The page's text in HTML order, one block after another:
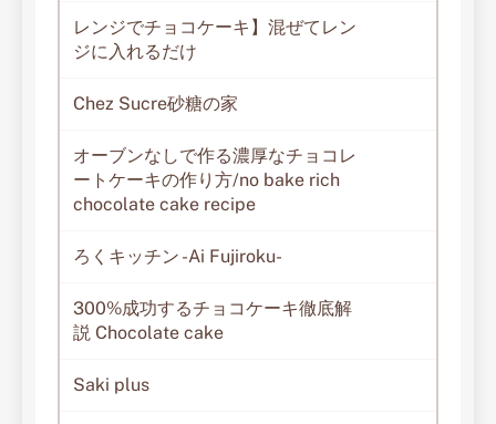
レンジでチョコケーキ】混ぜてレン
ジに入れるだけ
Chez Sucre砂糖の家
オーブンなしで作る濃厚なチョコレ
ートケーキの作り方/no bake rich
chocolate cake recipe
ろくキッチン -Ai Fujiroku-
300%成功するチョコケーキ徹底解
説 Chocolate cake
Saki plus